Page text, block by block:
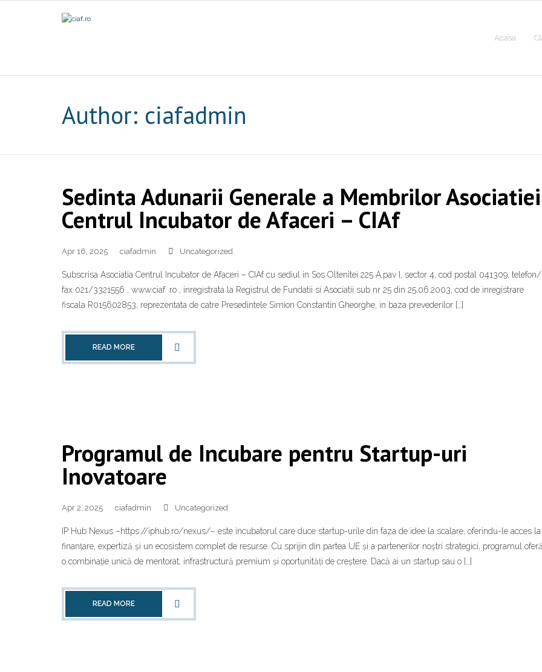
Acasa
Author: ciafadmin
Sedinta Adunarii Generale a Membrilor Asociatiei
Centrul Incubator de Afaceri – CIAf
Apr 16, 2025 ciafadmin Uncategorized
Subscrisa Asociatia Centrul Incubator de Afaceri – CIAf cu sediul in Sos Oltenitei 225 A,pav I, sector 4, cod postal 041309, telefon/
fax 021/3321556 , www.ciaf. ro , inregistrata la Registrul de Fundatii si Asociatii sub nr 25 din 25.06.2003, cod de inregistrare
fiscala R015602853, reprezentata de catre Presedintele Simion Constantin Gheorghe, in baza prevederilor […]
READ MORE
Programul de Incubare pentru Startup-uri
Inovatoare
Apr 2, 2025 ciafadmin Uncategorized
IP Hub Nexus –https://iphub.ro/nexus/– este incubatorul care duce startup-urile din faza de idee la scalare, oferindu-le acces la
finanțare, expertiză și un ecosistem complet de resurse. Cu sprijin din partea UE și a partenerilor noștri strategici, programul
o combinație unică de mentorat, infrastructură premium și oportunități de creștere. Dacă ai un startup sau o […]
READ MORE